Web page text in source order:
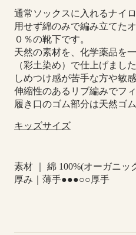
綿
100%
リ
ブ
ソ
ッ
ク
ス
通常ソックスに入れるナイ
用せず綿のみで編み立てた
０％の靴下です。
天然の素材を、化学薬品を
（彩土染め）で仕上げました
しめつけ感が苦手な方や敏
伸縮性のあるリブ編みでフ
履き口のゴム部分は天然ゴ
キッズサイズ
素材 ｜ 綿 100%(オーガニッ
厚み｜薄手●●●○○厚手